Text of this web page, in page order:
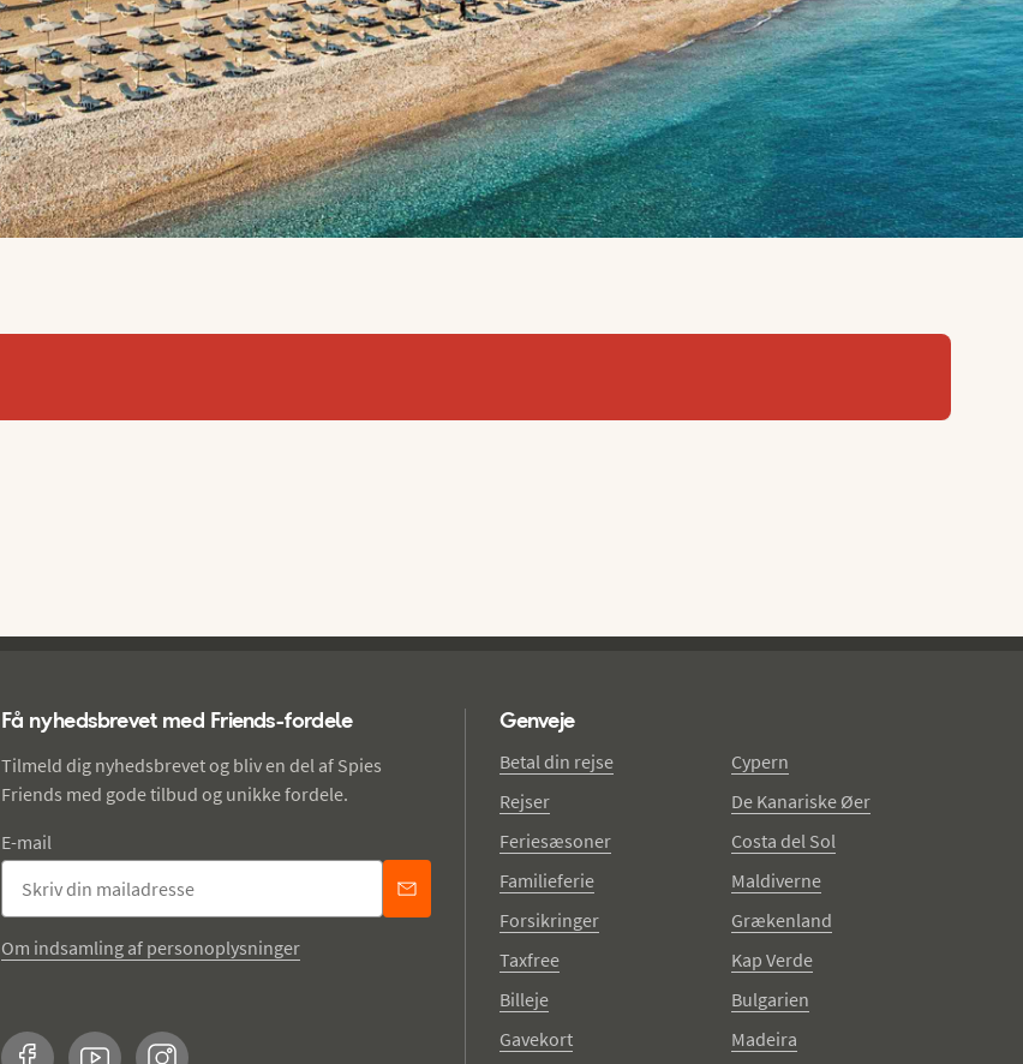
Få nyhedsbrevet med Friends-fordele
Tilmeld dig nyhedsbrevet og bliv en del af Spies
Friends med gode tilbud og unikke fordele.
E-mail
Om indsamling af personoplysninger
Genveje
Betal din rejse
Rejser
Feriesæsoner
Familieferie
Forsikringer
Taxfree
Billeje
Gavekort
Cypern
De Kanariske Øer
Costa del Sol
Maldiverne
Grækenland
Kap Verde
Bulgarien
Madeira